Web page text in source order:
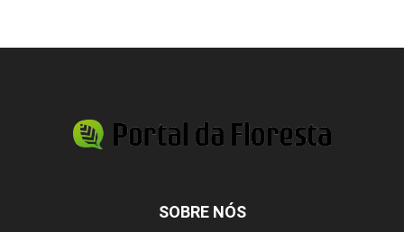
SOBRE NÓS